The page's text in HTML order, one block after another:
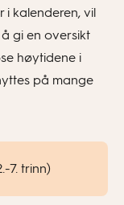
i kalenderen, vil
gi en oversikt
høytidene i
på mange
7. trinn)